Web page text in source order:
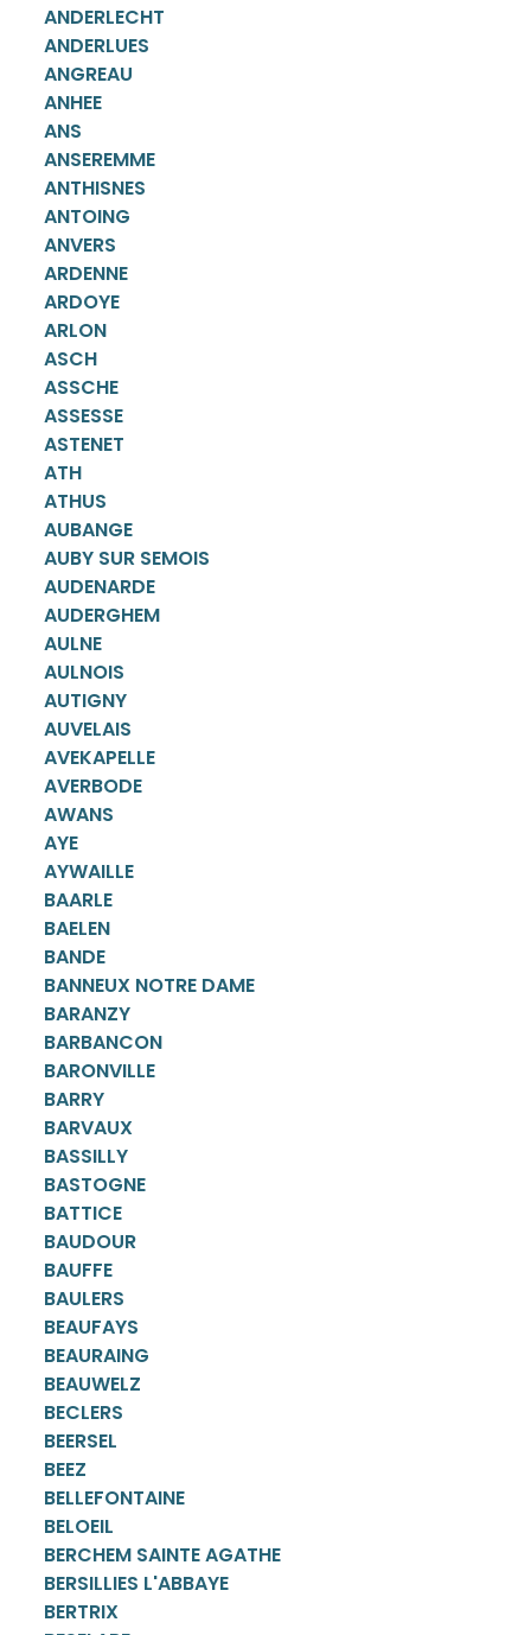
ANDERLECHT
ANDERLUES
ANGREAU
ANHEE
ANS
ANSEREMME
ANTHISNES
ANTOING
ANVERS
ARDENNE
ARDOYE
ARLON
ASCH
ASSCHE
ASSESSE
ASTENET
ATH
ATHUS
AUBANGE
AUBY SUR SEMOIS
AUDENARDE
AUDERGHEM
AULNE
AULNOIS
AUTIGNY
AUVELAIS
AVEKAPELLE
AVERBODE
AWANS
AYE
AYWAILLE
BAARLE
BAELEN
BANDE
BANNEUX NOTRE DAME
BARANZY
BARBANCON
BARONVILLE
BARRY
BARVAUX
BASSILLY
BASTOGNE
BATTICE
BAUDOUR
BAUFFE
BAULERS
BEAUFAYS
BEAURAING
BEAUWELZ
BECLERS
BEERSEL
BEEZ
BELLEFONTAINE
BELOEIL
BERCHEM SAINTE AGATHE
BERSILLIES L'ABBAYE
BERTRIX